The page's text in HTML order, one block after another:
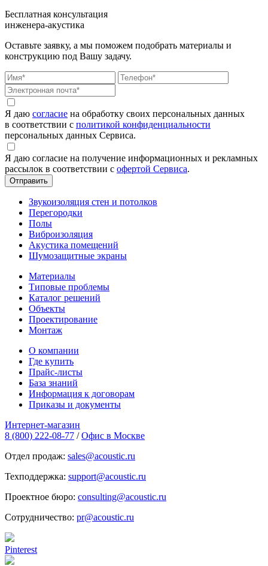
Бесплатная консультация
инженера-акустика
Оставьте заявку, а мы поможем подобрать материалы и
конструкцию под Вашу задачу.
Я даю согласие на обработку своих персональных данных
в соответствии с политикой конфиденциальности
персональных данных Сервиса.
Я даю согласие на получение информационных и рекламных
рассылок в соответствии с офертой Сервиса.
Звукоизоляция стен и потолков
Перегородки
Полы
Виброизоляция
Акустика помещений
Шумозащитные экраны
Материалы
Типовые проблемы
Каталог решений
Объекты
Проектирование
Монтаж
О компании
Где купить
Прайс-листы
База знаний
Информация к договорам
Приказы и документы
Интернет-магазин
8 (800) 222-08-77 / Офис в Москве
Отдел продаж: sales@acoustic.ru
Техподдержка: support@acoustic.ru
Проектное бюро: consulting@acoustic.ru
Сотрудничество: pr@acoustic.ru
Pinterest